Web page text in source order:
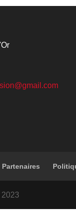
Partenaires